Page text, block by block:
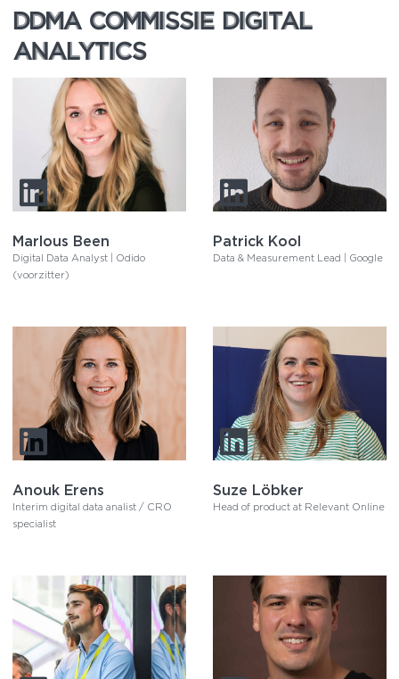
DDMA COMMISSIE DIGITAL
ANALYTICS
DDMA COMMISSIE DIGITAL
ANALYTICS
Marlous Been
Digital Data Analyst | Odido
(voorzitter)
Patrick Kool
Data & Measurement Lead | Google
Anouk Erens
Interim digital data analist / CRO
specialist
Suze Löbker
Head of product at Relevant Online